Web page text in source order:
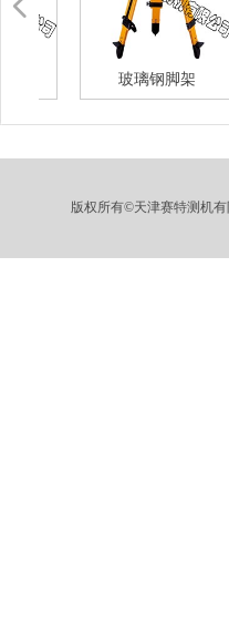
玻璃钢脚架
넳
版权所有©天津赛特测机